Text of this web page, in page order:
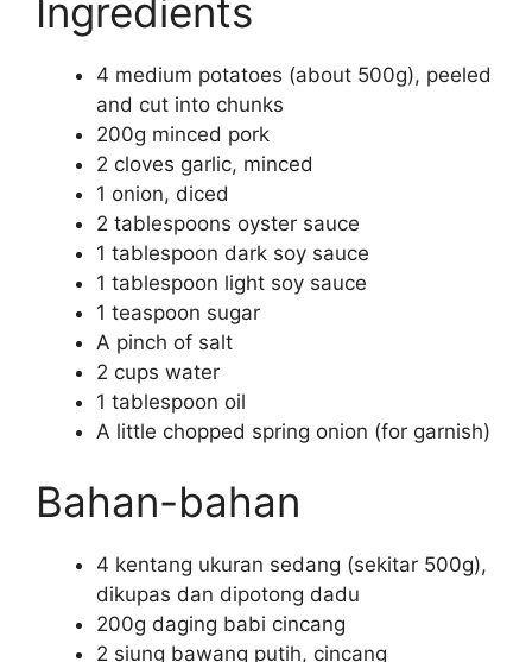
Ingredients
4 medium potatoes (about 500g), peeled
and cut into chunks
200g minced pork
2 cloves garlic, minced
1 onion, diced
2 tablespoons oyster sauce
1 tablespoon dark soy sauce
1 tablespoon light soy sauce
1 teaspoon sugar
A pinch of salt
2 cups water
1 tablespoon oil
A little chopped spring onion (for garnish)
Bahan-bahan
4 kentang ukuran sedang (sekitar 500g),
dikupas dan dipotong dadu
200g daging babi cincang
2 siung bawang putih, cincang